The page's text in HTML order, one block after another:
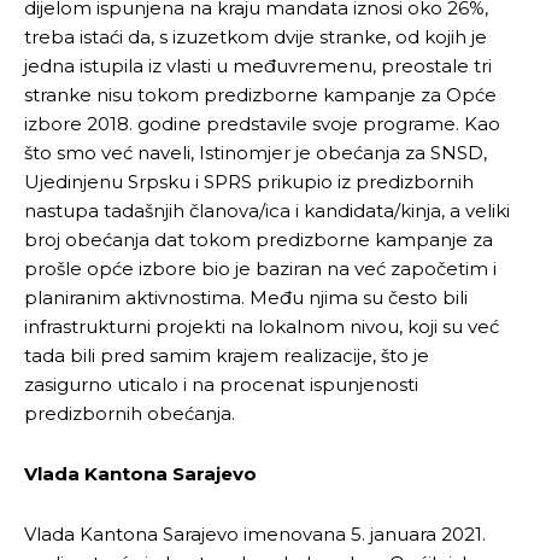
dijelom ispunjena na kraju mandata iznosi oko 26%,
treba istaći da, s izuzetkom dvije stranke, od kojih je
jedna istupila iz vlasti u međuvremenu, preostale tri
stranke nisu tokom predizborne kampanje za Opće
izbore 2018. godine predstavile svoje programe. Kao
što smo već naveli, Istinomjer je obećanja za SNSD,
Ujedinjenu Srpsku i SPRS prikupio iz predizbornih
nastupa tadašnjih članova/ica i kandidata/kinja, a veliki
broj obećanja dat tokom predizborne kampanje za
prošle opće izbore bio je baziran na već započetim i
planiranim aktivnostima. Među njima su često bili
infrastrukturni projekti na lokalnom nivou, koji su već
tada bili pred samim krajem realizacije, što je
zasigurno uticalo i na procenat ispunjenosti
predizbornih obećanja.
Vlada Kantona Sarajevo
Vlada Kantona Sarajevo imenovana 5. januara 2021.